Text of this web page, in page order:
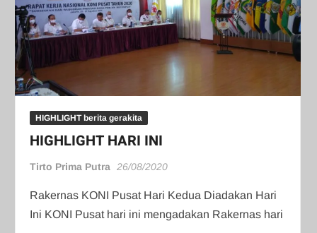
HIGHLIGHT berita gerakita
HIGHLIGHT HARI INI
Tirto Prima Putra 26/08/2020
Rakernas KONI Pusat Hari Kedua Diadakan Hari
Ini KONI Pusat hari ini mengadakan Rakernas hari